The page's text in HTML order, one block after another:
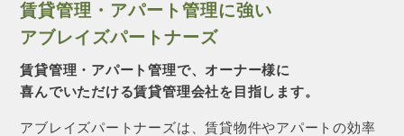
賃貸管理・アパート管理に強い
アブレイズパートナーズ
賃貸管理・アパート管理で、オーナー様に
喜んでいただける賃貸管理会社を目指します。
アブレイズパートナーズは、賃貸物件やアパートの効率